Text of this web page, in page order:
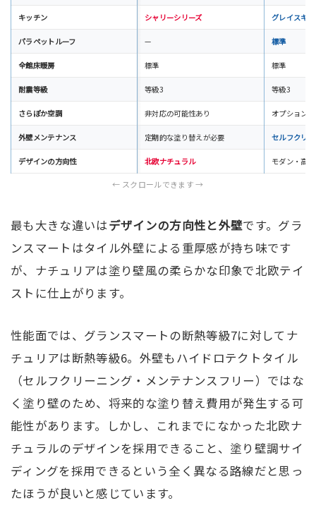
キッチン シャリーシリーズ グレイスキ
パラペットルーフ — 標準
全館床暖房 標準 標準
耐震等級 等級3 等級3
さらぽか空調 非対応の可能性あり オプション
外壁メンテナンス 定期的な塗り替えが必要 セルフクリ
デザインの方向性 北欧ナチュラル モダン・高
最も大きな違いはデザインの方向性と外壁です。グラ
ンスマートはタイル外壁による重厚感が持ち味です
が、ナチュリアは塗り壁風の柔らかな印象で北欧テイ
ストに仕上がります。
性能面では、グランスマートの断熱等級7に対してナ
チュリアは断熱等級6。外壁もハイドロテクトタイル
（セルフクリーニング・メンテナンスフリー）ではな
く塗り壁のため、将来的な塗り替え費用が発生する可
能性があります。しかし、これまでになかった北欧ナ
チュラルのデザインを採用できること、塗り壁調サイ
ディングを採用できるという全く異なる路線だと思っ
たほうが良いと感じています。